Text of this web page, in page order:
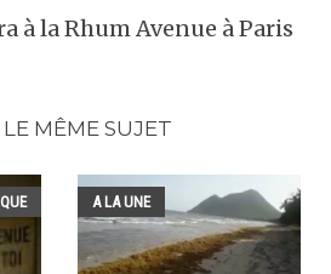
à la Rhum Avenue à Paris
MÊME SUJET
A LA UNE